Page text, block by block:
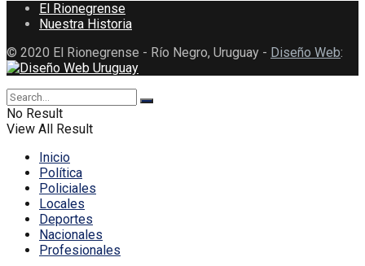
El Rionegrense
Nuestra Historia
© 2020 El Rionegrense - Río Negro, Uruguay - Diseño Web:
No Result
View All Result
Inicio
Política
Policiales
Locales
Deportes
Nacionales
Profesionales